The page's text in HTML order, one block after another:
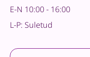
E-N 10:00 - 16:00
L-P: Suletud